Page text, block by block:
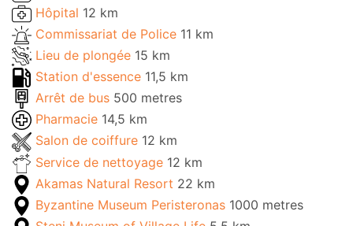
Hôpital 12 km
Commissariat de Police 11 km
Lieu de plongée 15 km
Station d'essence 11,5 km
Arrêt de bus 500 metres
Pharmacie 14,5 km
Salon de coiffure 12 km
Service de nettoyage 12 km
Akamas Natural Resort 22 km
Byzantine Museum Peristeronas 1000 metres